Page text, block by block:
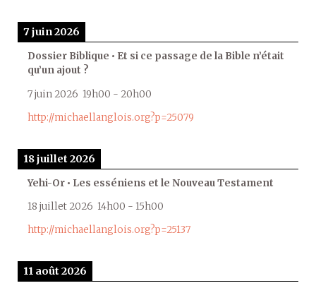
7 juin 2026
Dossier Biblique • Et si ce passage de la Bible n’était
qu’un ajout ?
7 juin 2026 19h00 - 20h00
http://michaellanglois.org?p=25079
18 juillet 2026
Yehi-Or • Les esséniens et le Nouveau Testament
18 juillet 2026 14h00 - 15h00
http://michaellanglois.org?p=25137
11 août 2026